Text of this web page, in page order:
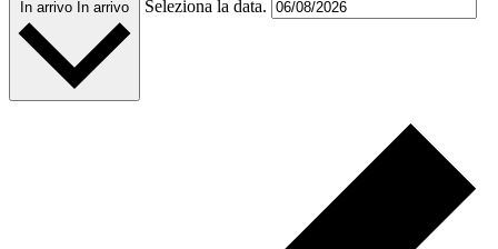
In arrivo In arrivo Seleziona la data.